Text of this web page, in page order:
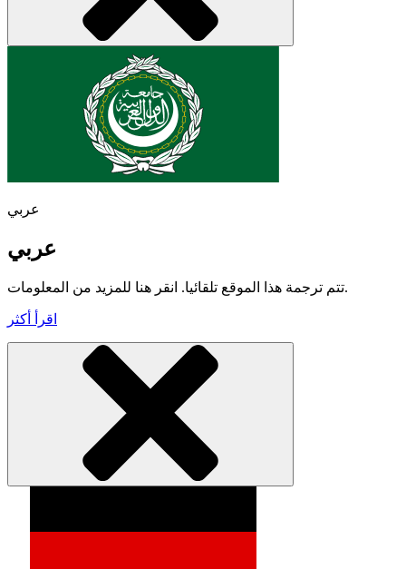
عربي
عربي
تتم ترجمة هذا الموقع تلقائيا. انقر هنا للمزيد من المعلومات.
اقرأ أكثر